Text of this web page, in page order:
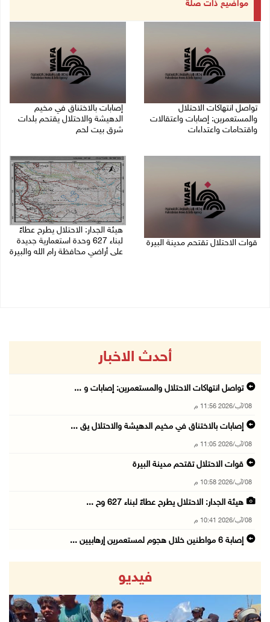
مواضيع ذات صلة
تواصل انتهاكات الاحتلال
والمستعمرين: إصابات واعتقالات
واقتحامات واعتداءات
إصابات بالاختناق في مخيم
الدهيشة والاحتلال يقتحم بلدات
شرق بيت لحم
قوات الاحتلال تقتحم مدينة البيرة
هيئة الجدار: الاحتلال يطرح عطاءً
لبناء 627 وحدة استعمارية جديدة
على أراضي محافظة رام الله والبيرة
أحدث الاخبار
تواصل انتهاكات الاحتلال والمستعمرين: إصابات و ...
08/آب/2026 11:56 م
إصابات بالاختناق في مخيم الدهيشة والاحتلال يق ...
08/آب/2026 11:05 م
قوات الاحتلال تقتحم مدينة البيرة
08/آب/2026 10:58 م
هيئة الجدار: الاحتلال يطرح عطاءً لبناء 627 وح ...
08/آب/2026 10:41 م
إصابة 6 مواطنين خلال هجوم لمستعمرين إرهابيين ...
الاحتلال يحتجز مواطنين من طمون ومخيم الفارعة
08/آب/2026 09:33 م
الاحتلال يقتحم قرية المغير شمال شرق رام الله
فيديو